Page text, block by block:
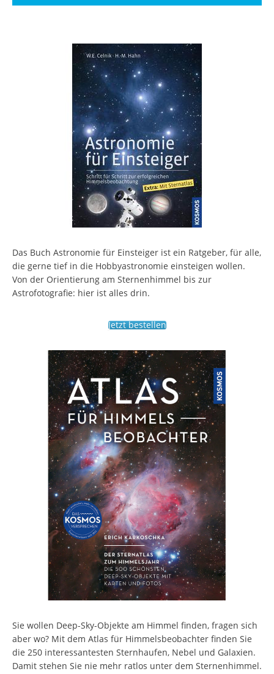
Das Buch Astronomie für Einsteiger ist ein Ratgeber, für alle,
die gerne tief in die Hobbyastronomie einsteigen wollen.
Von der Orientierung am Sternenhimmel bis zur
Astrofotografie: hier ist alles drin.
Jetzt bestellen
Sie wollen Deep-Sky-Objekte am Himmel finden, fragen sich
aber wo? Mit dem Atlas für Himmelsbeobachter finden Sie
die 250 interessantesten Sternhaufen, Nebel und Galaxien.
Damit stehen Sie nie mehr ratlos unter dem Sternenhimmel.